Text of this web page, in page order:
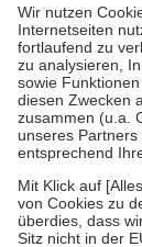
Grundsätzlich
Prozent des
höchstens zehn
Kosten der
Diese Regeln
Bei Heilmitteln
Zuzahlung zehn
Um das
stärken und die
fallenkeine